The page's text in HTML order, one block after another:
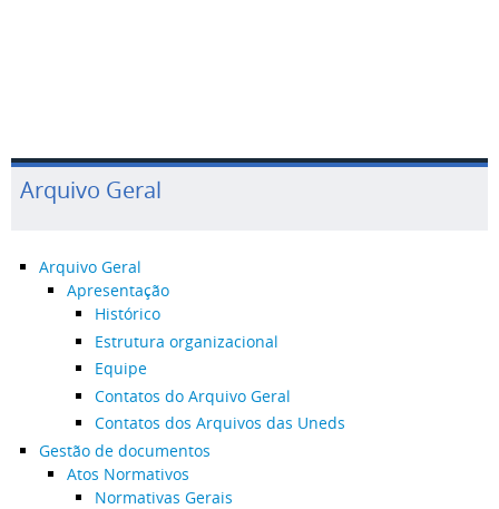
Arquivo Geral
Arquivo Geral
Apresentação
Histórico
Estrutura organizacional
Equipe
Contatos do Arquivo Geral
Contatos dos Arquivos das Uneds
Gestão de documentos
Atos Normativos
Normativas Gerais